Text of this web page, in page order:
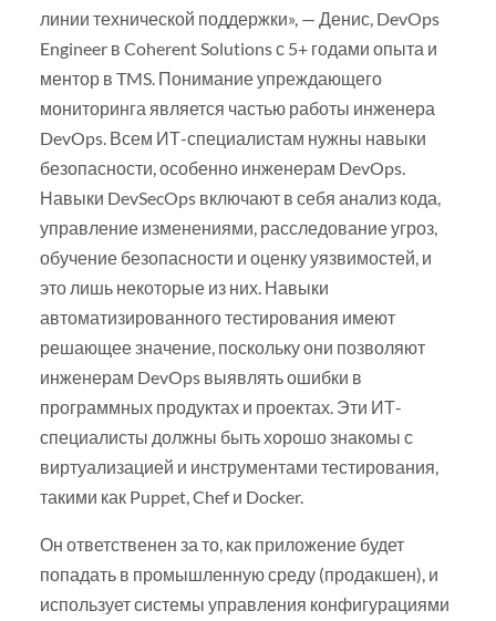
линии технической поддержки», — Денис, DevOps
Engineer в Coherent Solutions с 5+ годами опыта и
ментор в TMS. Понимание упреждающего
мониторинга является частью работы инженера
DevOps. Всем ИТ-специалистам нужны навыки
безопасности, особенно инженерам DevOps.
Навыки DevSecOps включают в себя анализ кода,
управление изменениями, расследование угроз,
обучение безопасности и оценку уязвимостей, и
это лишь некоторые из них. Навыки
автоматизированного тестирования имеют
решающее значение, поскольку они позволяют
инженерам DevOps выявлять ошибки в
программных продуктах и проектах. Эти ИТ-
специалисты должны быть хорошо знакомы с
виртуализацией и инструментами тестирования,
такими как Puppet, Chef и Docker.
Он ответственен за то, как приложение будет
попадать в промышленную среду (продакшен), и
использует системы управления конфигурациями